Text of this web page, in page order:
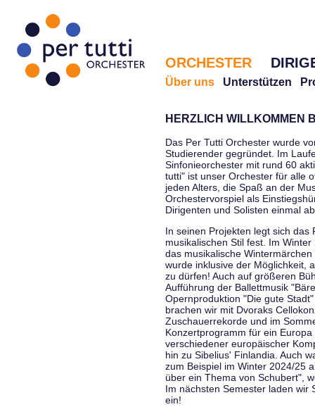
ORCHESTER
Über uns Unterstützen
HERZLICH WILLKOMMEN
Das Per Tutti Orchester wurde
Studierender gegründet. Im
Sinfonieorchester mit rund 60
tutti" ist unser Orchester für alle
jeden Alters, die Spaß an der
Orchestervorspiel als
Dirigenten und Solisten einmal
In seinen Projekten legt sich das
musikalischen Stil fest. Im
das musikalische
wurde inklusive der Möglichkeit,
zu dürfen! Auch auf größeren
Aufführung der Ballettmusik
Opernproduktion "Die gute
brachen wir mit Dvoraks
Zuschauerrekorde und im
Konzertprogramm für ein
verschiedener europäischer
hin zu Sibelius' Finlandia. Auch
zum Beispiel im Winter 2024/25
über ein Thema von Schubert",
Im nächsten Semester laden wir
ein!